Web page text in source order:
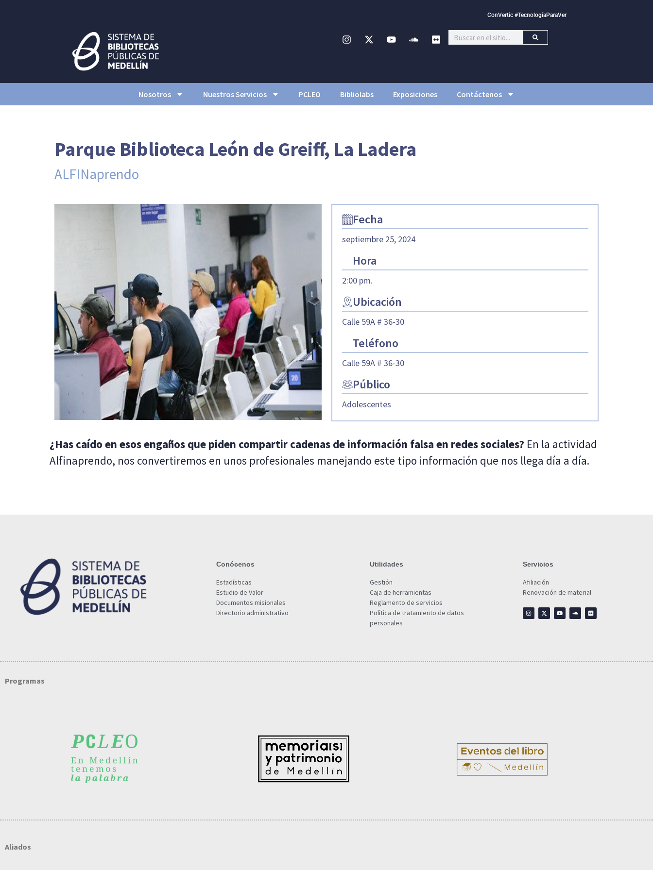
ConVertic #TecnologíaParaVer
Nosotros Nuestros Servicios PCLEO Bibliolabs Exposiciones Contáctenos
Parque Biblioteca León de Greiff, La Ladera
ALFINaprendo
Fecha
septiembre 25, 2024
Hora
2:00 pm.
Ubicación
Calle 59A # 36-30
Teléfono
Calle 59A # 36-30
Público
Adolescentes
¿Has caído en esos engaños que piden compartir cadenas de información falsa en redes sociales? En la actividad
Alfinaprendo, nos convertiremos en unos profesionales manejando este tipo información que nos llega día a día.
Conócenos
Estadísticas
Estudio de Valor
Documentos misionales
Directorio administrativo
Utilidades
Gestión
Caja de herramientas
Reglamento de servicios
Política de tratamiento de datos
personales
Servicios
Afiliación
Renovación de material
Programas
Aliados